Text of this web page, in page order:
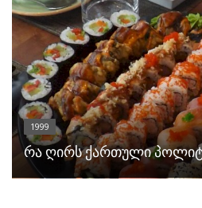
1999
რა ღირს ქართული